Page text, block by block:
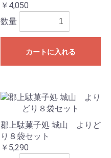
￥4,050
数量
カートに入れる
郡上駄菓子処 城山 よりど
り８袋セット
￥5,290